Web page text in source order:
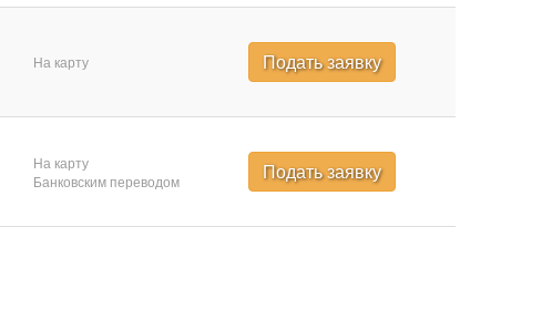
На карту Подать заявку
На карту
Банковским переводом
Подать заявку